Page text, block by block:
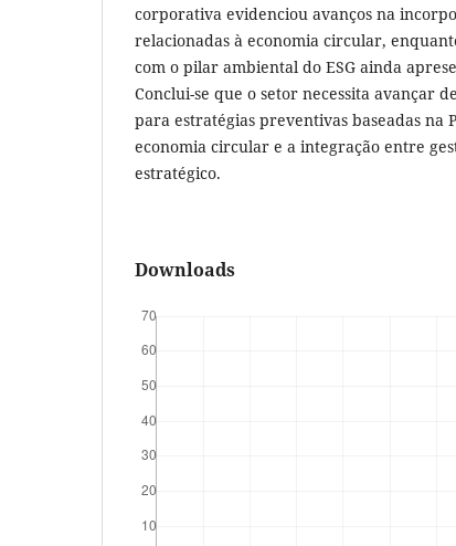
corporativa evidenciou avanços na
relacionadas à economia circular,
com o pilar ambiental do ESG ainda
Conclui-se que o setor necessita avançar
para estratégias preventivas baseadas na
economia circular e a integração entre
estratégico.
Downloads